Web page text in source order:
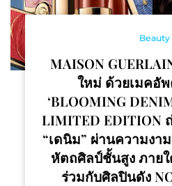
Beauty
MAISON
ใหม่ ด้วยเมคอั
‘BLOOMING
LIMITED EDITION
“เดนิม” ผ่านความงา
หัตถศิลป์ชั้นสูง ภายใ
ร่วมกับศิลปินดัง